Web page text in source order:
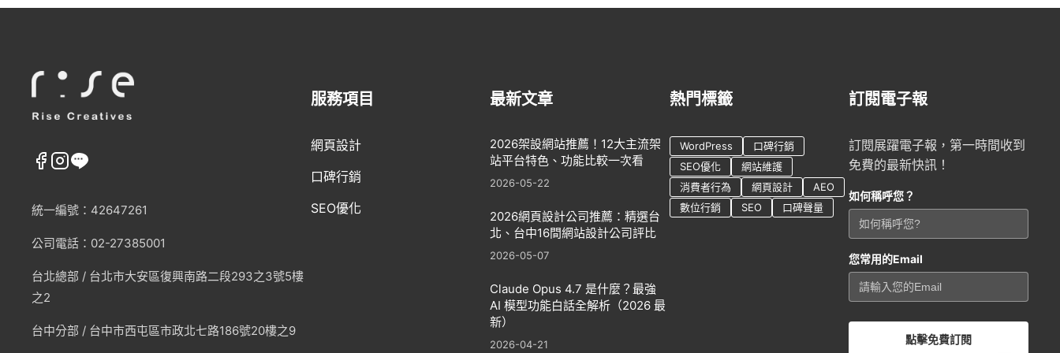
統一編號：42647261
公司電話：02-27385001
台北總部 / 台北市大安區復興南路二段293之3號5樓
之2
台中分部 / 台中市西屯區市政北七路186號20樓之9
服務項目
網頁設計
口碑行銷
SEO優化
最新文章
2026架設網站推薦！12大主流架
站平台特色、功能比較一次看
2026-05-22
2026網頁設計公司推薦：精選台
北、台中16間網站設計公司評比
2026-05-07
Claude Opus 4.7 是什麼？最強
AI 模型功能白話全解析（2026 最
新）
2026-04-21
熱門標籤
WordPress
口碑行銷
SEO優化
網站維護
消費者行為
網頁設計
AEO
數位行銷
SEO 口碑聲量
訂閱電子報
訂閱展躍電子報，第一時間收到
免費的最新快訊！
如何稱呼您？
您常用的Email
點擊免費訂閱